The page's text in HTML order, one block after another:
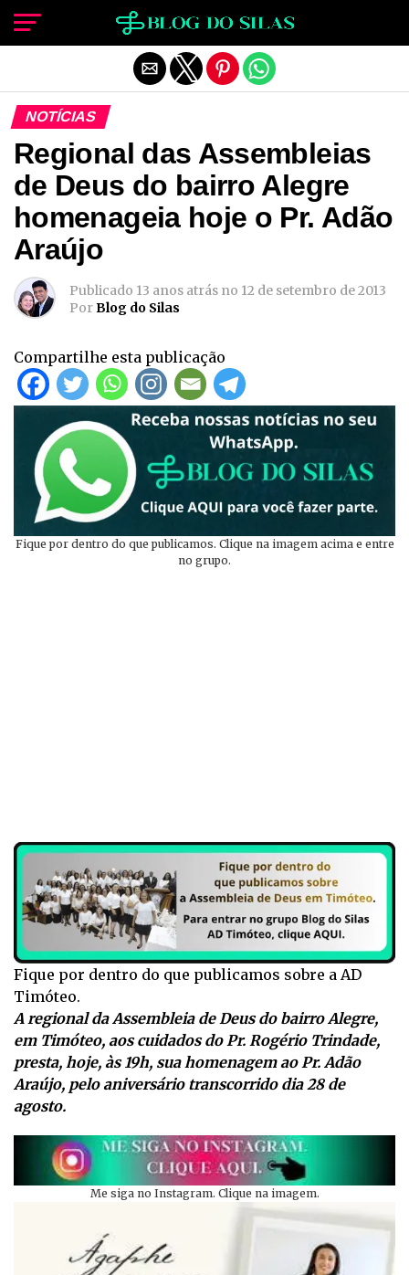
NOTÍCIAS
Regional das Assembleias
de Deus do bairro Alegre
homenageia hoje o Pr. Adão
Araújo
Publicado 13 anos atrás no 12 de setembro de 2013
PorBlog do Silas
Compartilhe esta publicação
Fique por dentro do que publicamos. Clique na imagem acima e entre
no grupo.
Fique por dentro do que publicamos sobre a AD
Timóteo.
A regional da Assembleia de Deus do bairro Alegre,
em Timóteo, aos cuidados do Pr. Rogério Trindade,
presta, hoje, às 19h, sua homenagem ao Pr. Adão
Araújo, pelo aniversário transcorrido dia 28 de
agosto.
Me siga no Instagram. Clique na imagem.
Sair da versão mobile